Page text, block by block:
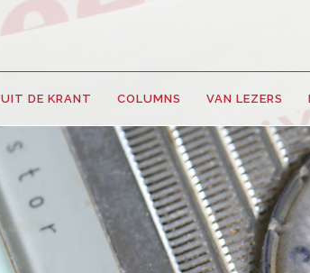
UIT DE KRANT COLUMNS VAN LEZERS